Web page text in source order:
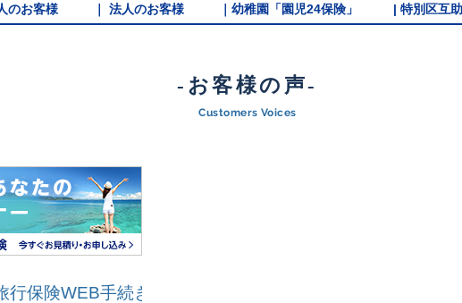
のお客様 ｜ 法人のお客様 ｜幼稚園「園児24保険」 | 特別区互
-お客様の声-
Customers Voices
保険WEB手続き